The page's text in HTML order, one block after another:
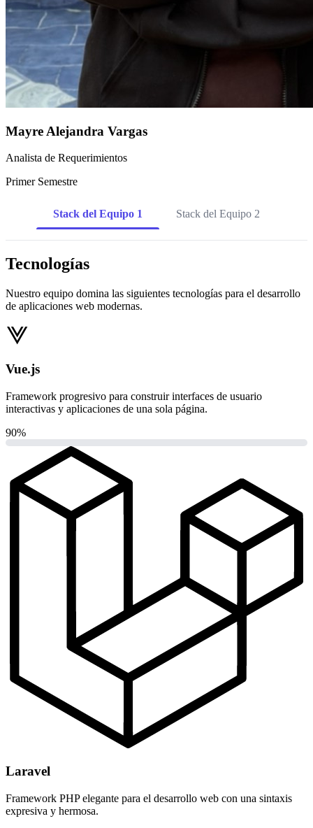
Mayre Alejandra Vargas
Analista de Requerimientos
Primer Semestre
Stack del Equipo 1 Stack del Equipo 2
Tecnologías
Nuestro equipo domina las siguientes tecnologías para el desarrollo
de aplicaciones web modernas.
Vue.js
Framework progresivo para construir interfaces de usuario
interactivas y aplicaciones de una sola página.
90%
Laravel
Framework PHP elegante para el desarrollo web con una sintaxis
expresiva y hermosa.